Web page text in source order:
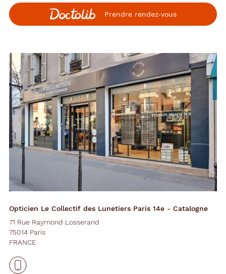
Prendre rendez‑vous
Opticien Le Collectif des Lunetiers Paris 14e - Catalogne
71 Rue Raymond Losserand
75014 Paris
FRANCE